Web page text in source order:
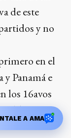
una de las
de este
y no
en el
Panamá e
los 16avos
A AMA